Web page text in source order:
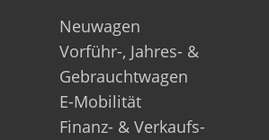
Neuwagen
Vorführ-, Jahres- &
Gebrauchtwagen
E-Mobilität
Finanz- & Verkaufs­-